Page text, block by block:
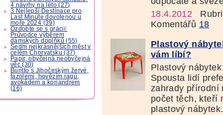
4 návrhy na léto (27)
3 Nejlepší Destinace pro
Last Minute dovolenou u
moře 2024 (39)
Ozdobte se s grácii:
Průvodce výběrem
dámských doplňků (55)
Sedm nejkrásnějších měst v
celém Chorvatsku (37)
Papír, obyčejná neobyčejná
věc (30)
Buritto s Jihočeským žervé,
fazolemi, hovězím ragú,
avokádem a koriandrem
(16)
18.4.2012
Komentářů 18
Plastový
vám líbí?
Plastový
Spousta lidí
zahrady přírodní
počet těch, kteří
plastový